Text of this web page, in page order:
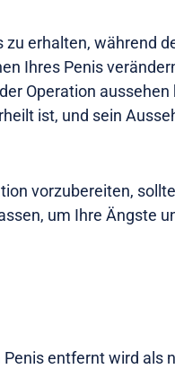
zu erhalten, während
Ihres Penis
Operation aussehen
ist, und sein
vorzubereiten,
um Ihre Ängste
entfernt wird als